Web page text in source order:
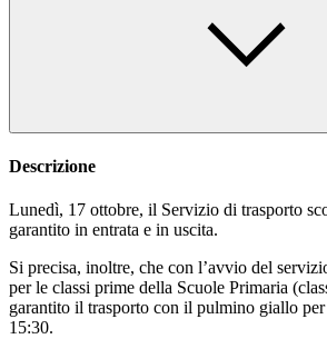
Descrizione
Lunedì, 17 ottobre, il Servizio di trasporto
garantito in entrata e in uscita.
Si precisa, inoltre, che con l’avvio del
per le classi prime della Scuole Primaria
garantito il trasporto con il pulmino giallo
15:30.